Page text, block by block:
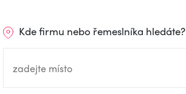
Kde firmu nebo řemeslníka hledáte?